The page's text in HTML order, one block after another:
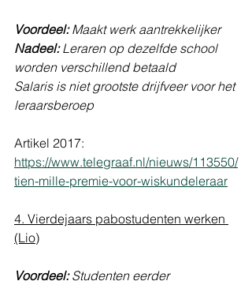
Voordeel: Maakt werk aantrekkelijker
Nadeel: Leraren op dezelfde school
worden verschillend betaald
Salaris is niet grootste drijfveer voor het
leraarsberoep
Artikel 2017:
https://www.telegraaf.nl/nieuws/113550/
tien-mille-premie-voor-wiskundeleraar
4. Vierdejaars pabostudenten werken
(Lio)
Voordeel: Studenten eerder